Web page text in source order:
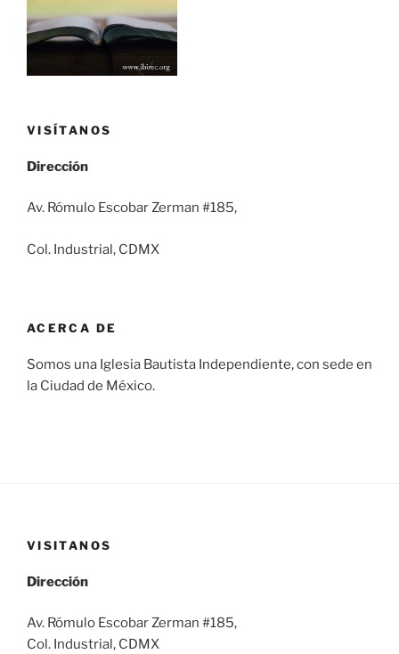
VISÍTANOS
Dirección
Av. Rómulo Escobar Zerman #185,
Col. Industrial, CDMX
ACERCA DE
Somos una Iglesia Bautista Independiente, con sede en
la Ciudad de México.
VISITANOS
Dirección
Av. Rómulo Escobar Zerman #185,
Col. Industrial, CDMX